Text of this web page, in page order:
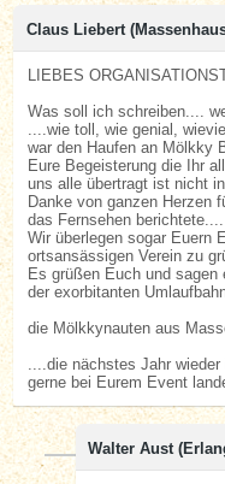
Claus Liebert
LIEBES
Was soll ich schreiben....
....wie toll, wie genial,
war den Haufen an Mölkky
Eure Begeisterung die Ihr
uns alle übertragt ist nicht
Danke von ganzen Herzen
das Fernsehen
Wir überlegen sogar Euern
ortsansässigen Verein zu
Es grüßen Euch und
der exorbitanten
die Mölkkynauten aus
....die nächstes Jahr
gerne bei Eurem Event
Walter Aust